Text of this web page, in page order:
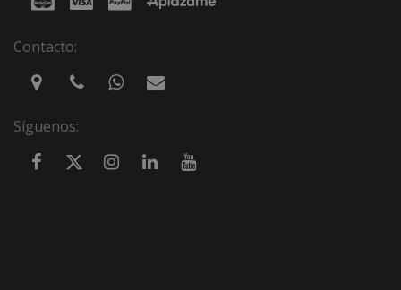
Contacto:
Síguenos: